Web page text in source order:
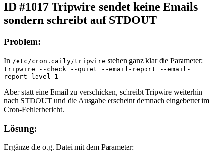
ID #1017 Tripwire sendet keine Emails
sondern schreibt auf STDOUT
Problem:
In /etc/cron.daily/tripwire stehen ganz klar die Parameter:
tripwire --check --quiet --email-report --email-
report-level 1
Aber statt eine Email zu verschicken, schreibt Tripwire weiterhin
nach STDOUT und die Ausgabe erscheint demnach eingebettet im
Cron-Fehlerbericht.
Lösung:
Ergänze die o.g. Datei mit dem Parameter: